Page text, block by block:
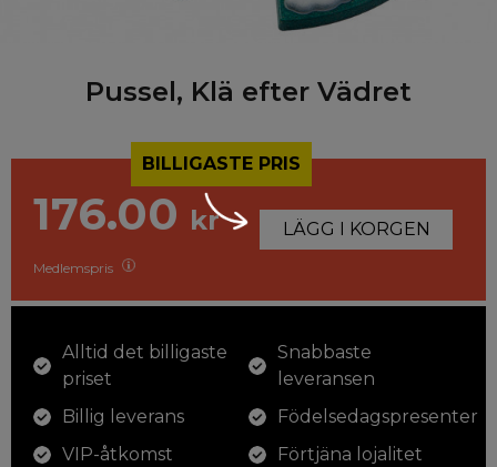
Pussel, Klä efter Vädret
BILLIGASTE PRIS
176.00 kr
Medlemspris
LÄGG I KORGEN
Alltid det billigaste
priset
Billig leverans
VIP-åtkomst
Snabbaste
leveransen
Födelsedagspresenter
Förtjäna lojalitet